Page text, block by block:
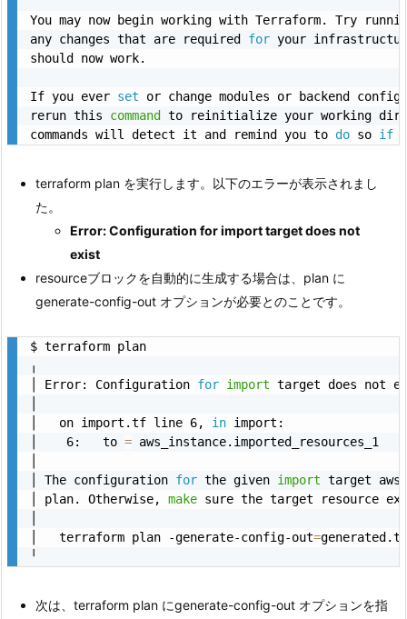
You may now begin working with Terraform. Try
any changes that are required for your
should now work.
If you ever set or change modules or backend
rerun this command
to reinitialize your working
commands will detect it and remind you to do so if
terraform plan を実行します。以下のエラーが表示されまし
た。
Error: Configuration for import target does not
exist
resourceブロックを自動的に生成する場合は、plan に
generate-config-out オプションが必要とのことです。
$ terraform plan
╷
│ Error: Configuration for import target does not
│   on import.tf line 6, in import:
│    6:   to = aws_instance.imported_resources_1
│ The configuration for the given import target
│ plan. Otherwise, make sure the target resource
│   terraform plan -generate-config-out=generated.tf
次は、terraform plan にgenerate-config-out オプションを指